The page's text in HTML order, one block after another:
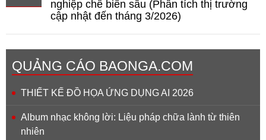
nghiệp chế biến sâu (Phân tích thị trường
cập nhật đến tháng 3/2026)
QUẢNG CÁO BAONGA.COM
THIẾT KẾ ĐỒ HỌA ỨNG DỤNG AI 2026
Album nhạc không lời: Liệu pháp chữa lành từ thiên
nhiên